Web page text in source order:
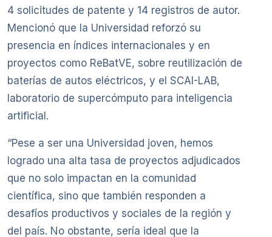
4 solicitudes de patente y 14 registros de autor.
Mencionó que la Universidad reforzó su
presencia en índices internacionales y en
proyectos como ReBatVE, sobre reutilización de
baterías de autos eléctricos, y el SCAI-LAB,
laboratorio de supercómputo para inteligencia
artificial.
“Pese a ser una Universidad joven, hemos
logrado una alta tasa de proyectos adjudicados
que no solo impactan en la comunidad
científica, sino que también responden a
desafíos productivos y sociales de la región y
del país. No obstante, sería ideal que la